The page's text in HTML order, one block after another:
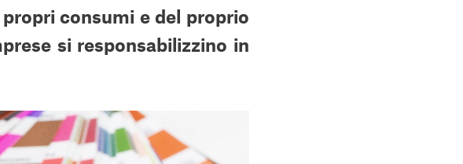
consumi e del proprio
si responsabilizzino in